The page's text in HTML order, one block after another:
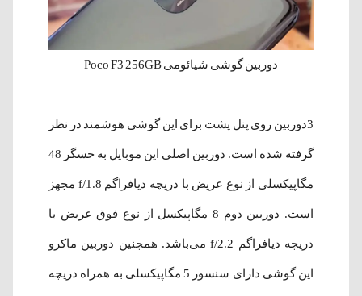
دوربین گوشی شیائومی Poco F3 256GB
3دوربین روی پنل پشت برای این گوشی هوشمند در نظر
گرفته شده‌ است. دوربین اصلی این موبایل به حسگر 48
مگاپیکسلی از نوع عریض با دریچه دیافراگم f/1.8 مجهز
است. دوربین دوم 8 مگاپیکسل از نوع فوق عریض با
دریچه دیافراگم f/2.2 می‌باشد. همچنین دوربین ماکرو
این گوشی دارای سنسور 5 مگاپیکسلی به همراه دریچه